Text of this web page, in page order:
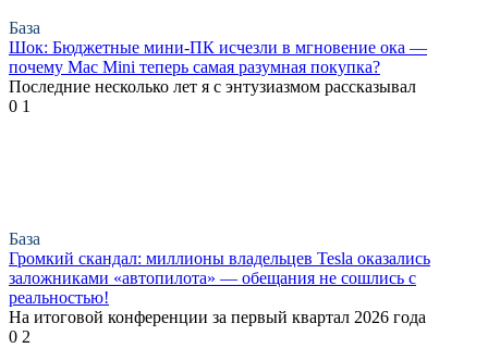
База
Шок: Бюджетные мини-ПК исчезли в мгновение ока —
почему Mac Mini теперь самая разумная покупка?
Последние несколько лет я с энтузиазмом рассказывал
0 1
База
Громкий скандал: миллионы владельцев Tesla оказались
заложниками «автопилота» — обещания не сошлись с
реальностью!
На итоговой конференции за первый квартал 2026 года
0 2